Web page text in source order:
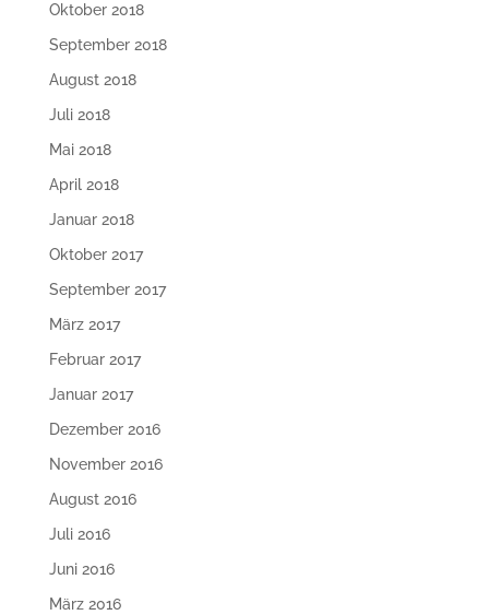
Oktober 2018
September 2018
August 2018
Juli 2018
Mai 2018
April 2018
Januar 2018
Oktober 2017
September 2017
März 2017
Februar 2017
Januar 2017
Dezember 2016
November 2016
August 2016
Juli 2016
Juni 2016
März 2016